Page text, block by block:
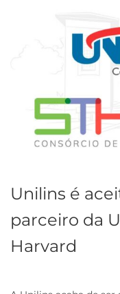
Unilins é
parceiro da
Harvard